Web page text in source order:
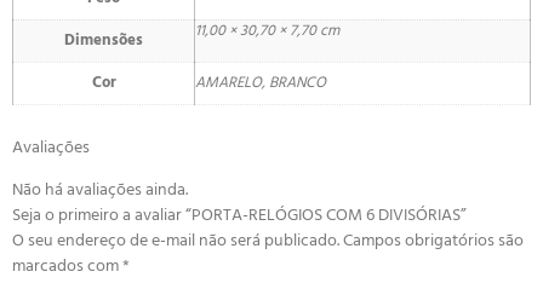
Dimensões 11,00 × 30,70 × 7,70 cm
Cor AMARELO, BRANCO
Avaliações
Não há avaliações ainda.
Seja o primeiro a avaliar “PORTA-RELÓGIOS COM 6 DIVISÓRIAS”
O seu endereço de e-mail não será publicado.Campos obrigatórios são
marcados com*